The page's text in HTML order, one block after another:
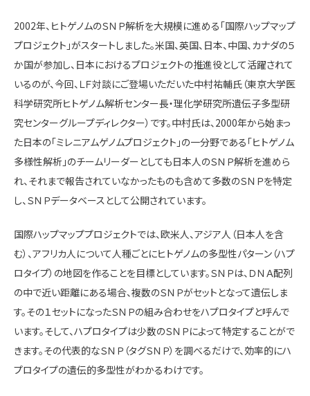
2002年、ヒトゲノムのＳＮＰ解析を大規模に進める「国際ハップマップ
プロジェクト」がスタートしました。米国、英国、日本、中国、カナダの５
か国が参加し、日本におけるプロジェクトの推進役として活躍されて
いるのが、今回、ＬＦ対談にご登場いただいた中村祐輔氏（東京大学医
科学研究所ヒトゲノム解析センター長・理化学研究所遺伝子多型研
究センターグループディレクター）です。中村氏は、2000年から始まっ
た日本の「ミレニアムゲノムプロジェクト」の一分野である「ヒトゲノム
多様性解析」のチームリーダーとしても日本人のＳＮＰ解析を進めら
れ、それまで報告されていなかったものも含めて多数のＳＮＰを特定
し、ＳＮＰデータベースとして公開されています。
国際ハップマッププロジェクトでは、欧米人、アジア人（日本人を含
む）、アフリカ人について人種ごとにヒトゲノムの多型性パターン（ハプ
ロタイプ）の地図を作ることを目標としています。ＳＮＰは、ＤＮＡ配列
の中で近い距離にある場合、複数のＳＮＰがセットとなって遺伝しま
す。その１セットになったＳＮＰの組み合わせをハプロタイプと呼んで
います。そして、ハプロタイプは少数のＳＮＰによって特定することがで
きます。その代表的なＳＮＰ（タグＳＮＰ）を調べるだけで、効率的にハ
プロタイプの遺伝的多型性がわかるわけです。